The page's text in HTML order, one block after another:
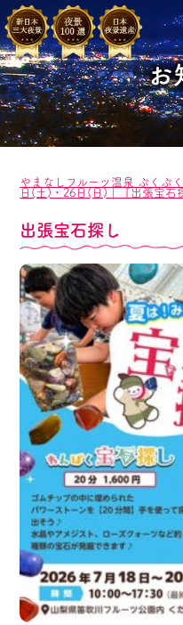
お
やまなしフルーツ温泉 ぷくぷく
日(土)・26日(日)｜『出張宝石
出張宝石探し